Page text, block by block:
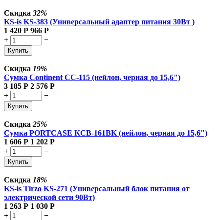
Скидка 32%
KS-is KS-383 (Универсальный адаптер питания 30Вт )
1 420 Р 966 Р
+
−
Купить
Скидка 19%
Сумка Continent CC-115 (нейлон, черная до 15,6")
3 185 Р 2 576 Р
+
−
Купить
Скидка 25%
Сумка PORTCASE KCB-161BK (нейлон, черная до 15,6")
1 606 Р 1 202 Р
+
−
Купить
Скидка 18%
KS-is Tirzo KS-271 (Универсальный блок питания от
электрической сети 90Вт)
1 263 Р 1 030 Р
+
−